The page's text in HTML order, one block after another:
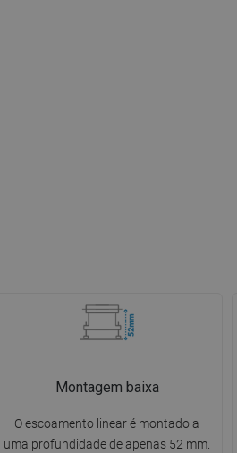
Montagem baixa
O escoamento linear é montado a
uma profundidade de apenas 52 mm.